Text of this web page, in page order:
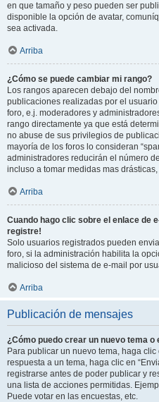
en que tamaño y peso pueden ser
disponible la opción de avatar,
sea activada.
Arriba
¿Cómo se puede cambiar mi rango?
Los rangos aparecen debajo del
publicaciones realizadas por el
foro, e.j. moderadores y
rango directamente ya que está
no abuse de sus privilegios de
mayoría de los foros lo consideran
administradores reducirán el número
incluso a tomar medidas mas
Arriba
Cuando hago clic sobre el enlace de
registre!
Solo usuarios registrados pueden
foro, si la administración habilita la
malicioso del sistema de e-mail por
Arriba
Publicación de mensajes
¿Cómo puedo crear un nuevo tema
Para publicar un nuevo tema, haga
respuesta a un tema, haga clic en
registrarse antes de poder publicar y
una lista de acciones permitidas.
Puede votar en las encuestas, etc.